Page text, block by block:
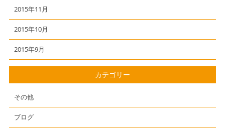
2015年11月
2015年10月
2015年9月
カテゴリー
その他
ブログ